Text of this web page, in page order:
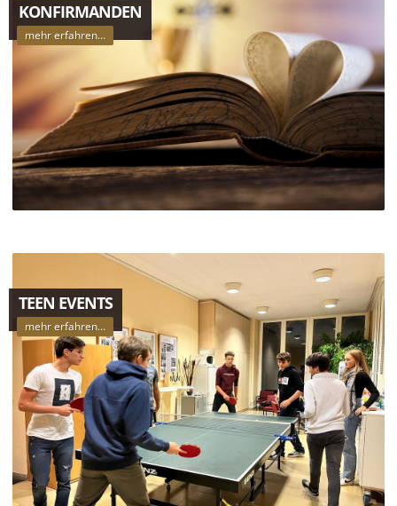
KONFIRMANDEN
mehr erfahren…
TEEN EVENTS
mehr erfahren…